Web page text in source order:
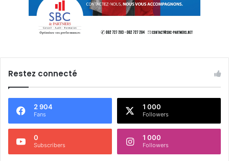
Restez connecté
2 904
Fans
1 000
Followers
0
Subscribers
1 000
Followers